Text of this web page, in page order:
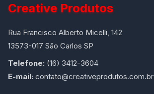
Creative Produtos
Rua Francisco Alberto Micelli, 142
13573-017 São Carlos SP
Telefone: (16) 3412-3604
E-mail: contato@creativeprodutos.com.br